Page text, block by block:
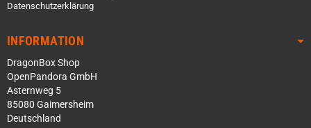
Datenschutzerklärung
INFORMATION
DragonBox Shop
OpenPandora GmbH
Asternweg 5
85080 Gaimersheim
Deutschland